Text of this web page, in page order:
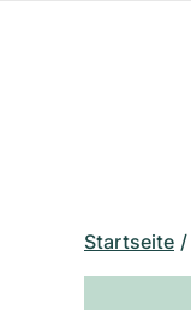
Startseite